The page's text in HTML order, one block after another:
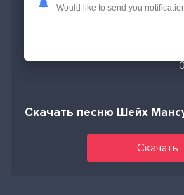
Скачать песню Шейх
Скачать
Would like to send you